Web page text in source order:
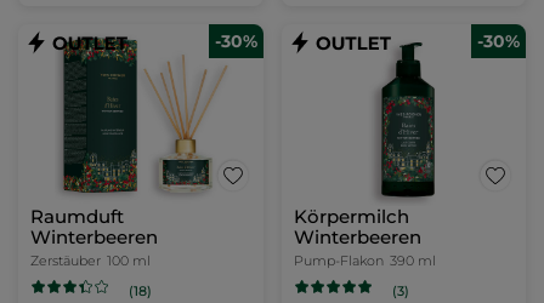
-30%
Raumduft
Winterbeeren
Zerstäuber 100 ml
(18)
-30%
Körpermilch
Winterbeeren
Pump-Flakon 390 ml
(3)